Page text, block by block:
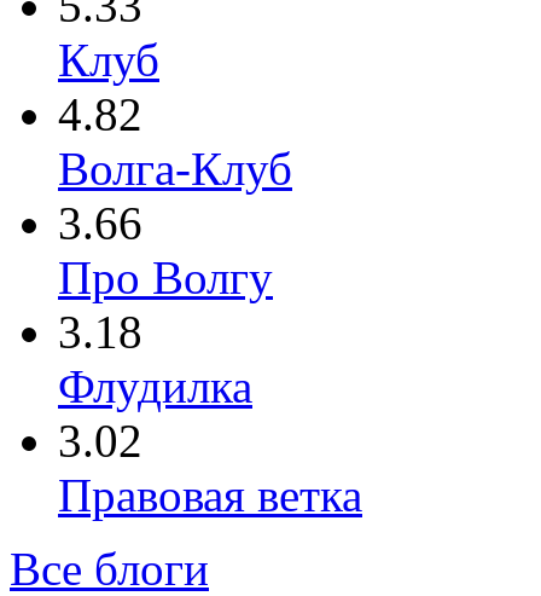
Клуб
4.82
Волга-Клуб
3.66
Про Волгу
3.18
Флудилка
3.02
Правовая ветка
Все блоги